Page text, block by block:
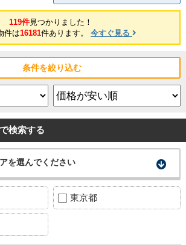
119件見つかりました！
件は16181件あります。 今すぐ見る
条件を絞り込む
検索する
を選んでください
東京都